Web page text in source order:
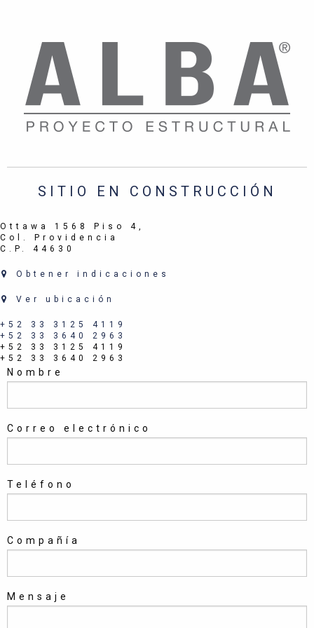
SITIO EN CONSTRUCCIÓN
Ottawa 1568 Piso 4,
Col. Providencia
C.P. 44630
Obtener indicaciones
Ver ubicación
+52 33 3125 4119
+52 33 3640 2963
+52 33 3125 4119
+52 33 3640 2963
Nombre
Correo electrónico
Teléfono
Compañía
Mensaje